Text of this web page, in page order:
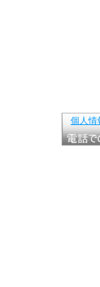
個人情